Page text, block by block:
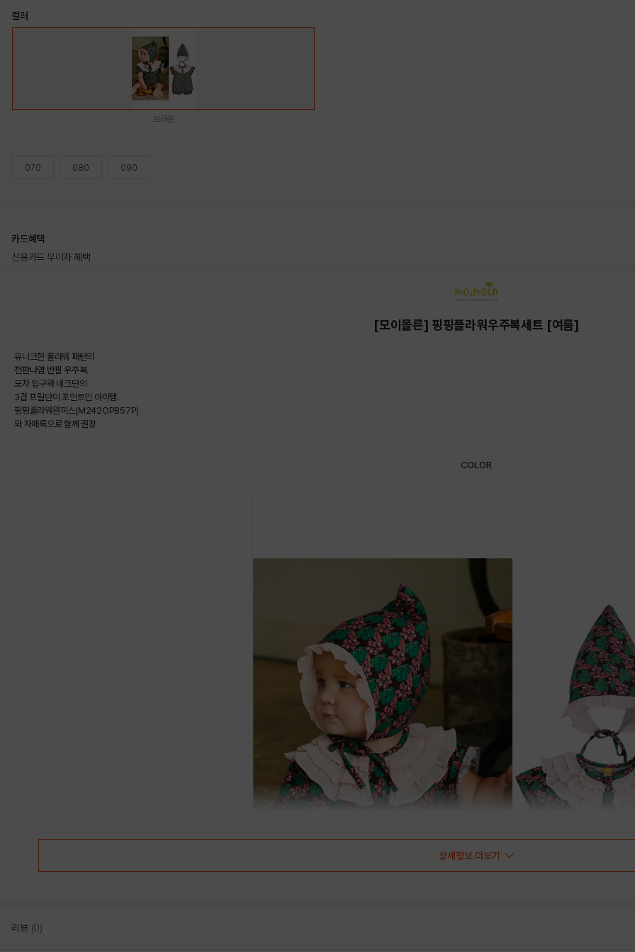
컬러
브라운
070 080 090
카드혜택
신용카드 무이자 혜택
[모이몰른] 핑핑플라워우주복세트 [여름]
유니크한 플라워 패턴의
전판나염 반팔 우주복.
모자 입구와 네크단의
3겹 프릴단이 포인트인 아이템.
핑핑플라워원피스(M242OPB57P)
와 자매룩으로 함께 권장
COLOR
상세정보 더보기
리뷰 (0)